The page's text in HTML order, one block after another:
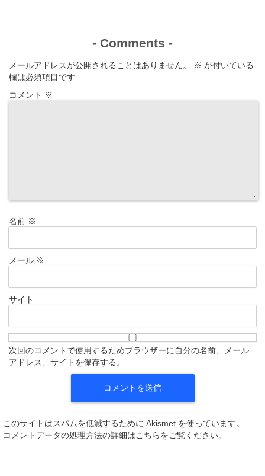
- Comments -
メールアドレスが公開されることはありません。 ※ が付いている
欄は必須項目です
コメント ※
名前 ※
メール ※
サイト
次回のコメントで使用するためブラウザーに自分の名前、メール
アドレス、サイトを保存する。
このサイトはスパムを低減するために Akismet を使っています。
コメントデータの処理方法の詳細はこちらをご覧ください。